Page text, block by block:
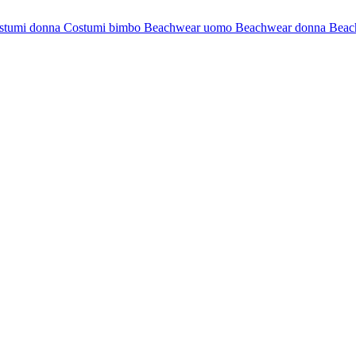
donna Costumi bimbo Beachwear uomo Beachwear donna